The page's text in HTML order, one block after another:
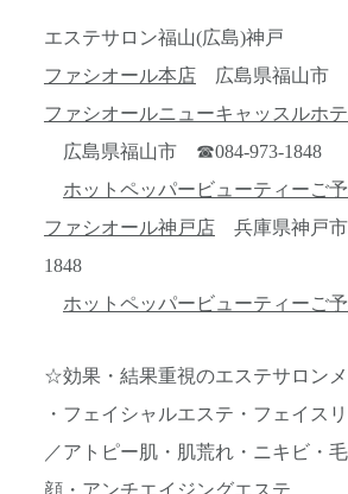
エステサロン福山(広島)神戸
ファシオール本店 広島県福山市
ファシオールニューキャッスルホ
広島県福山市 ☎084-973-1848
ホットペッパービューティーご
ファシオール神戸店 兵庫県神戸
1848
ホットペッパービューティーご
☆効果・結果重視のエステサロン
・フェイシャルエステ・フェイス
／アトピー肌・肌荒れ・ニキビ・